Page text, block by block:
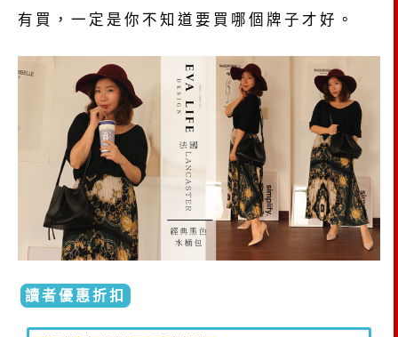
有買，一定是你不知道要買哪個牌子才好。
讀者優惠折扣